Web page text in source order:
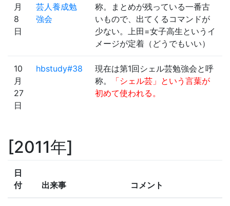
月
8
日
芸人養成勉
強会
称。まとめが残っている一番古
いもので、出てくるコマンドが
少ない。上田=女子高生というイ
メージが定着（どうでもいい）
10
月
27
日
hbstudy#38
現在は第1回シェル芸勉強会と呼
称。
「シェル芸」という言葉が
初めて使われる。
2011年
日
付
出来事 コメント